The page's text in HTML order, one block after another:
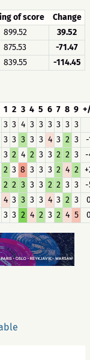
of score
Change
899.52
39.52
875.53
-71.47
839.55 -114.45
1 2 3 4 5 6 7 8 9
3 3 4 3 3 3 3 3 3
3 3 3 3 3 4 3 2 3
-
3 2 4 2 3 3 2 2 3
-
2 3 8 3 3 3 2 4 2
2 2 3 3 3 2 2 3 3
-
4 3 3 3 3 4 3 2 3
3 3 2 4 2 3 2 4 5